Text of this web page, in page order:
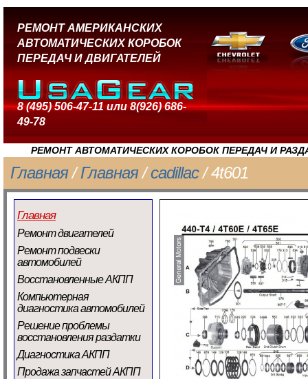
РЕМОНТ АМЕРИКАНСКИХ
АВТОМАТИЧЕСКИХ КОРОБОК
ПЕРЕДАЧ И ДВИГАТЕЛЕЙ
8 (495) 506-47-11 или 8(926) 686-
49-78
РЕМОНТ АВТОМАТИЧЕСКИХ КОРОБОК ПЕРЕДАЧ И
Главная/Главная/cadillac/ 4t601
Главная
Ремонт двигателей
Ремонт подвески
автомобилей
Восстановленные АКПП
Компьютерная
диагностика автомобилей
Решение проблемы
восстановления раздатки
Диагностика АКПП
Продажа запчастей АКПП